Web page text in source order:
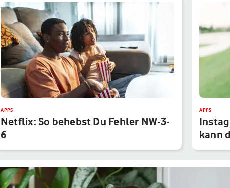
APPS
Netflix: So behebst Du Fehler NW-3-
6
APPS
kann